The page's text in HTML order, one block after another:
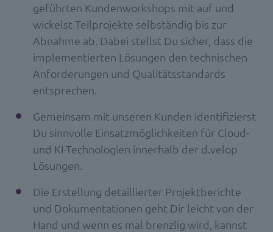
geführten Kundenworkshops mit auf und
wickelst Teilprojekte selbständig bis zur
Abnahme ab. Dabei stellst Du sicher, dass die
implementierten Lösungen den technischen
Anforderungen und Qualitätsstandards
entsprechen.
Gemeinsam mit unseren Kunden identifizierst
Du sinnvolle Einsatzmöglichkeiten für Cloud-
und KI-Technologien innerhalb der d.velop
Lösungen.
Die Erstellung detaillierter Projektberichte
und Dokumentationen geht Dir leicht von der
Hand und wenn es mal brenzlig wird, kannst